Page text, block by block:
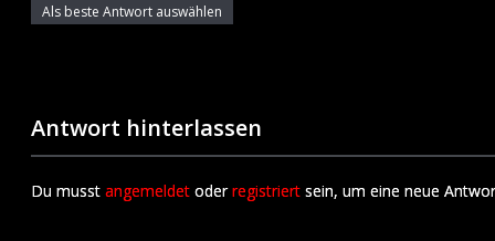
Als beste Antwort auswählen
Antwort hinterlassen
Du musst angemeldet oderregistriert sein, um eine neue